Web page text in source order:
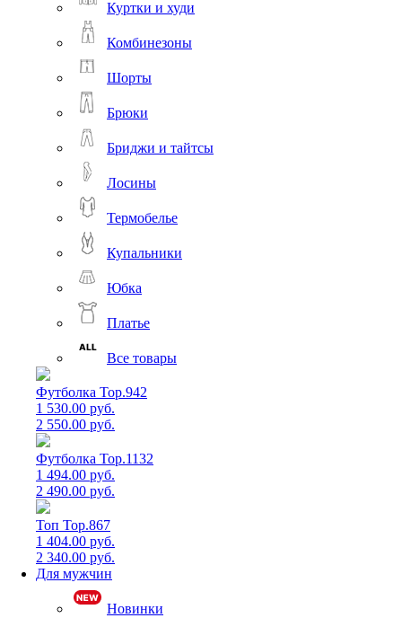
Куртки и худи
Комбинезоны
Шорты
Брюки
Бриджи и тайтсы
Лосины
Термобелье
Купальники
Юбка
Платье
Все товары
Футболка Top.942
1 530.00 руб.
2 550.00 руб.
Футболка Top.1132
1 494.00 руб.
2 490.00 руб.
Топ Top.867
1 404.00 руб.
2 340.00 руб.
Для мужчин
Новинки